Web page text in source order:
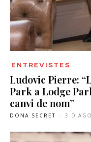
ENTREVISTES
Ludovic Pierre:
Park a Lodge
canvi de nom”
DONA SECRET - 3